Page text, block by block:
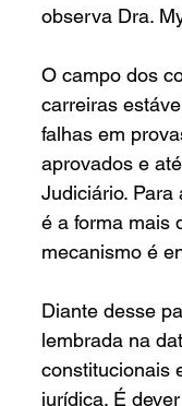
observa Dra.
O campo dos
carreiras
falhas em
aprovados e
Judiciário. Para
é a forma mais
mecanismo é
Diante desse
lembrada na
constitucionais
jurídica. É